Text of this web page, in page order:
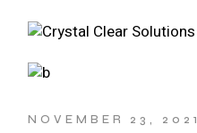
NOVEMBER 23, 2021